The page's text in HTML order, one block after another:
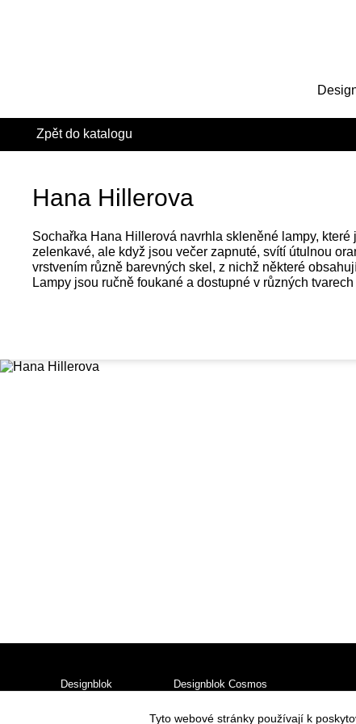
Zpět do katalogu
Hana Hillerova
Sochařka Hana Hillerová navrhla skleněné lampy, které
zelenkavé, ale když jsou večer zapnuté, svítí útulnou
vrstvením různě barevných skel, z nichž některé
Lampy jsou ručně foukané a dostupné v různých
Designblok
Designblok Cosmos
Press
Tyto webové stránky používají k